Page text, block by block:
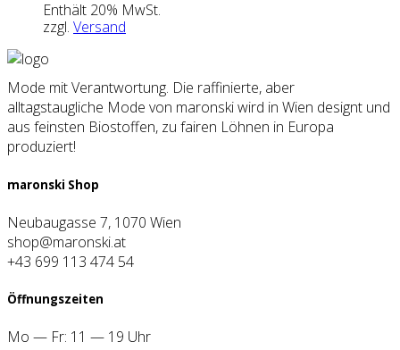
Enthält 20% MwSt.
zzgl. Versand
Mode mit Verantwortung. Die raffinierte, aber
alltagstaugliche Mode von maronski wird in Wien designt und
aus feinsten Biostoffen, zu fairen Löhnen in Europa
produziert!
maron­ski Shop
Neubaugasse 7, 1070 Wien
shop@maronski.at
+43 699 113 474 54
Öff­nungs­zei­ten
Mo — Fr: 11 — 19 Uhr